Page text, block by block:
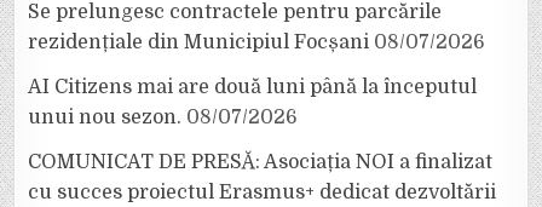
Se prelungesc contractele pentru parcările
rezidențiale din Municipiul Focșani 08/07/2026
AI Citizens mai are două luni până la începutul
unui nou sezon. 08/07/2026
COMUNICAT DE PRESĂ: Asociația NOI a finalizat
cu succes proiectul Erasmus+ dedicat dezvoltării